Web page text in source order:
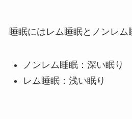
睡眠にはレム睡眠とノンレム
ノンレム睡眠：深い眠り
レム睡眠：浅い眠り